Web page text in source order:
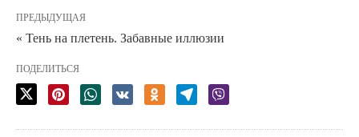
ПРЕДЫДУЩАЯ
« Тень на плетень. Забавные иллюзии
ПОДЕЛИТЬСЯ